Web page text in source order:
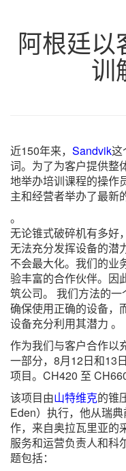
阿根廷以
训
近150年来， Sandvik这
词。为了为客户提供整
地举办培训课程的操作
主和经营者举办了最新
。
无论锥式破碎机有多好
无法充分发挥设备的潜
不会最大化。我们的业
验丰富的合作伙伴。因
筑公司。 我们方法的
确保使用正确的设备，
设备充分利用其潜力 。
作为我们与客户合作以
一部分，8月12日和13
项目。CH420 至
该项目由山特维克的锥
Eden）执行，他从瑞
作，来自奥拉瓦里亚的
服务和运营负责人和科
题包括：